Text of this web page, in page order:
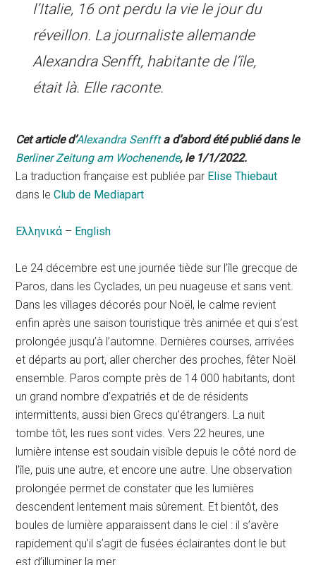
l’Italie, 16 ont perdu la vie le jour du
réveillon. La journaliste allemande
Alexandra Senfft, habitante de l’île,
était là. Elle raconte.
Cet article d’Alexandra Senffta d’abord été publié dans le
Βerliner Ζeitung am Wochenende, le 1/1/2022.
La traduction française est publiée par Elise Thiebaut
dans leClub de Mediapart
Ελληνικά – English
Le 24 décembre est une journée tiède sur l’île grecque de
Paros, dans les Cyclades, un peu nuageuse et sans vent.
Dans les villages décorés pour Noël, le calme revient
enfin après une saison touristique très animée et qui s’est
prolongée jusqu’à l’automne. Dernières courses, arrivées
et départs au port, aller chercher des proches, fêter Noël
ensemble. Paros compte près de 14 000 habitants, dont
un grand nombre d’expatriés et de de résidents
intermittents, aussi bien Grecs qu’étrangers. La nuit
tombe tôt, les rues sont vides. Vers 22 heures, une
lumière intense est soudain visible depuis le côté nord de
l’île, puis une autre, et encore une autre. Une observation
prolongée permet de constater que les lumières
descendent lentement mais sûrement. Et bientôt, des
boules de lumière apparaissent dans le ciel : il s’avère
rapidement qu’il s’agit de fusées éclairantes dont le but
est d’illuminer la mer.